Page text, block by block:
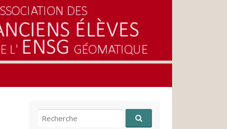
Recherche pour: